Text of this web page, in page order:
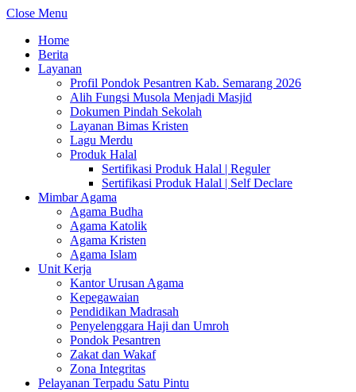
Close Menu
Home
Berita
Layanan
Profil Pondok Pesantren Kab. Semarang 2026
Alih Fungsi Musola Menjadi Masjid
Dokumen Pindah Sekolah
Layanan Bimas Kristen
Lagu Merdu
Produk Halal
Sertifikasi Produk Halal | Reguler
Sertifikasi Produk Halal | Self Declare
Mimbar Agama
Agama Budha
Agama Katolik
Agama Kristen
Agama Islam
Unit Kerja
Kantor Urusan Agama
Kepegawaian
Pendidikan Madrasah
Penyelenggara Haji dan Umroh
Pondok Pesantren
Zakat dan Wakaf
Zona Integritas
Pelayanan Terpadu Satu Pintu